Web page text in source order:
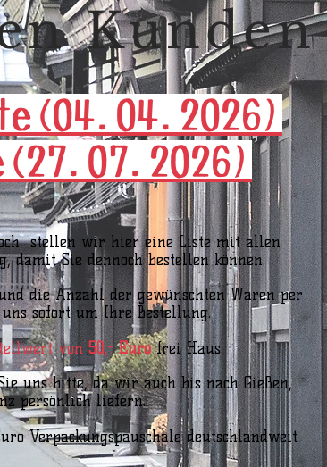
Kunden
stellen wir hier eine Liste mit allen
damit Sie dennoch bestellen können.
die Anzahl der gewünschten Waren per
sofort um Ihre Bestellung.
von 50,- Eurofrei Haus.
uns bitte, da wir auch bis nach Gießen,
persönlich liefern.
Verpackungspauschale deutschlandweit